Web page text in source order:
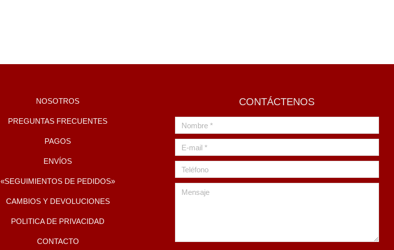
NOSOTROS
PREGUNTAS FRECUENTES
PAGOS
ENVÍOS
«SEGUIMIENTOS DE PEDIDOS»
CAMBIOS Y DEVOLUCIONES
POLITICA DE PRIVACIDAD
CONTACTO
CONTÁCTENOS
Nombre *
E-mail *
Teléfono
Mensaje